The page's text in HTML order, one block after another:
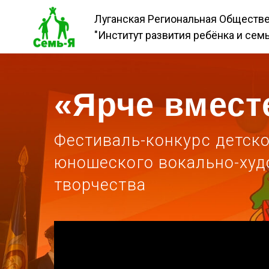
Луганская Региональная Общественная
"Институт развития ребёнка и семьи
«Ярче вместе»
Фестиваль-конкурс детского
юношеского вокально-
творчества